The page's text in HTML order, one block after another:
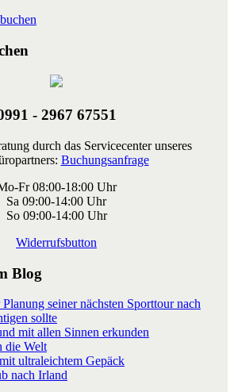
- 2967 67551
durch das Servicecenter unseres
Buchungsanfrage
Fr 08:00-18:00 Uhr
Sa 09:00-14:00 Uhr
So 09:00-14:00 Uhr
Widerrufsbutton
Blog
seiner nächsten Sporttour nach
sollte
mit allen Sinnen erkunden
die Welt
ultraleichtem Gepäck
nach Irland